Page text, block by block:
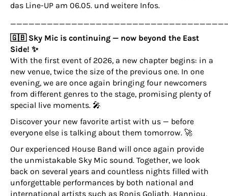
das Line-UP am 06.05. und weitere Infos.
🇬🇧 Sky Mic is continuing — now beyond the East
Side! ✨
With the first event of 2026, a new chapter begins: in a
new venue, twice the size of the previous one. In one
evening, we are once again bringing four newcomers
from different genres to the stage, promising plenty of
special live moments. 🎤
Discover your new favorite artist with us — before
everyone else is talking about them tomorrow. 🚀
Our experienced House Band will once again provide
the unmistakable Sky Mic sound. Together, we look
back on several years and countless nights filled with
unforgettable performances by both national and
international artists such as Ronis Goliath, Hanniou,